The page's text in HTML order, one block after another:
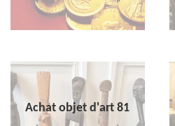
Achat objet d'art 81